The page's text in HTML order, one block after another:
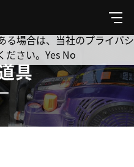
メ
ニ
ュ
具
を追跡してもよろしいです
ーを極めて重視しています。
る場合は、当社のプライバシ
さい。 Yes No